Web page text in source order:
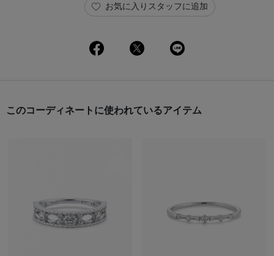
お気に入りスタッフに追加
このコーディネートに使われているアイテム